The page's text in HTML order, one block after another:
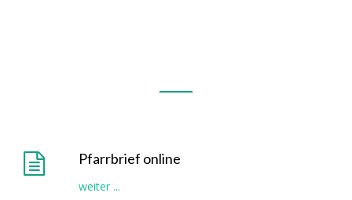
Pfarrbrief online
weiter ...